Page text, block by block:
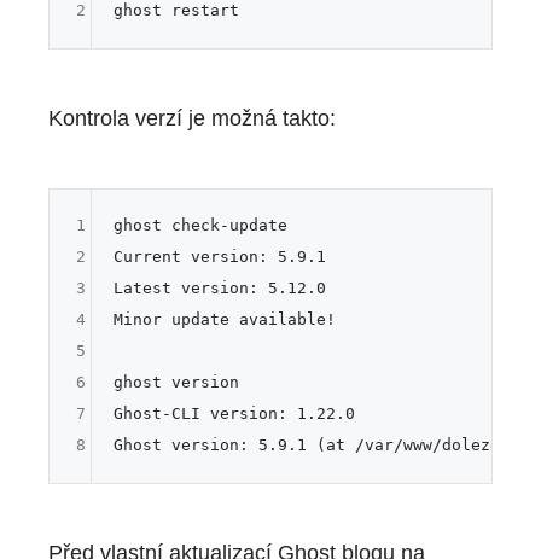
2
Kontrola verzí je možná takto:
ghost check-update
Current version: 5.9.1
Latest version: 5.12.0
Minor update available!
ghost version
Ghost-CLI version: 1.22.0
1
2
3
4
5
6
7
8
Před vlastní aktualizací Ghost blogu na